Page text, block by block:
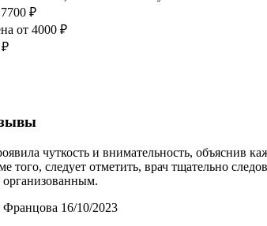
₽
от 4000 ₽
₽
чуткость и внимательность, объяснив
того, следует отметить, врач тщательно
организованным.
16/10/2023